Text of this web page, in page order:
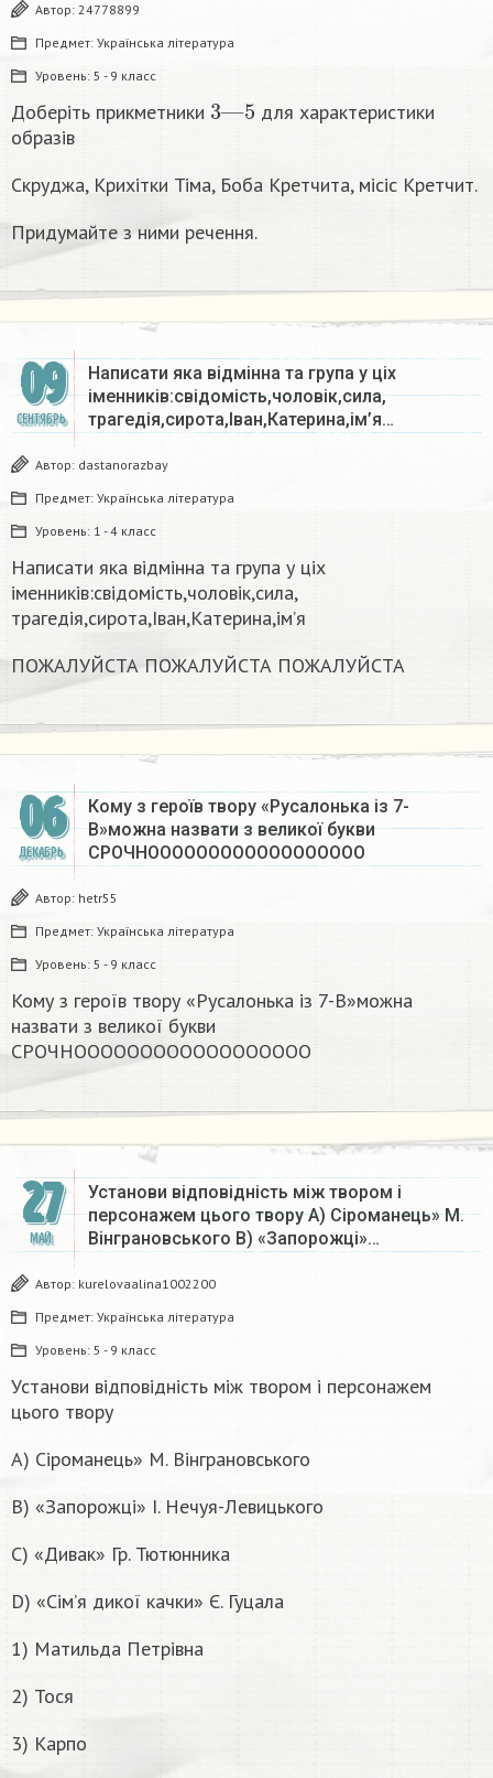
Автор: 24778899
Предмет: Українська література
Уровень: 5 - 9 класс
Доберіть прикметники
3 5
для характеристики
образів
Скруджа, Крихітки Тіма, Боба Кретчита, місіс Кретчит.
Придумайте з ними речення.
09
СЕНТЯБРЬ
Написати яка відмінна та група у ціх
іменників:свідомість,чоловік,сила,
трагедія,сирота,Іван,Катерина,ім’я…
Автор: dastanorazbay
Предмет: Українська література
Уровень: 1 - 4 класс
Написати яка відмінна та група у ціх
іменників:свідомість,чоловік,сила,
трагедія,сирота,Іван,Катерина,ім’я
ПОЖАЛУЙСТА ПОЖАЛУЙСТА ПОЖАЛУЙСТА
06
ДЕКАБРЬ
Кому з героїв твору «Русалонька із 7-
В»можна назвати з великої букви
СРОЧНОООООООООООООООООО​
Автор: hetr55
Предмет: Українська література
Уровень: 5 - 9 класс
Кому з героїв твору «Русалонька із 7-В»можна
назвати з великої букви
СРОЧНОООООООООООООООООО​
27
МАЙ
Установи відповідність між твором і
персонажем цього твору A) Сіроманець» М.
Вінграновського B) «Запорожці»…
Автор: kurelovaalina1002200
Предмет: Українська література
Уровень: 5 - 9 класс
Установи відповідність між твором і персонажем
цього твору
A) Сіроманець» М. Вінграновського
B) «Запорожці» І. Нечуя-Левицького
C) «Дивак» Гр. Тютюнника
D) «Сім’я дикої качки» Є. Гуцала
1) Матильда Петрівна
2) Тося
3) Карпо